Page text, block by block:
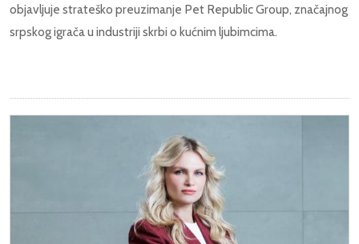
objavljuje strateško preuzimanje Pet Republic Group, značajnog
srpskog igrača u industriji skrbi o kućnim ljubimcima.